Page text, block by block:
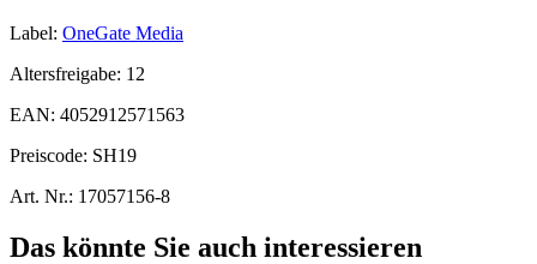
Label: OneGate Media
Altersfreigabe: 12
EAN: 4052912571563
Preiscode: SH19
Art. Nr.: 17057156-8
Das könnte Sie auch interessieren